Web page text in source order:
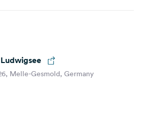
Melle-Gesmold, Germany